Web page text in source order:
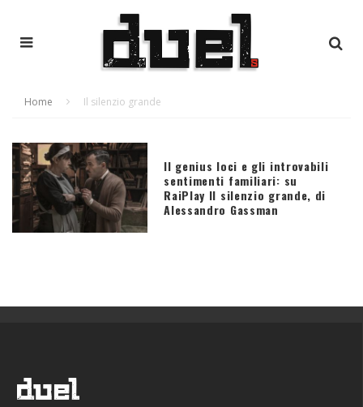
Home Il silenzio grande
Il genius loci e gli introvabili
sentimenti familiari: su
RaiPlay Il silenzio grande, di
Alessandro Gassman